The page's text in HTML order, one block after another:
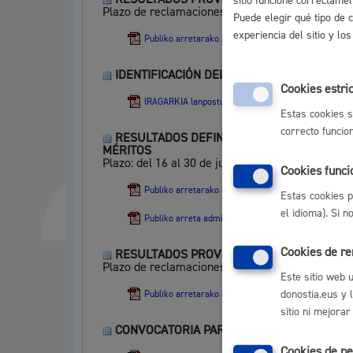
Plazo de reclamaciones: Del 25 de septiembre
Publiko arretarako ADMIN LAG MEREZIMENDUAK
IDENTIFICACIÓN DEL PUESTO
IRAGARKIA lanpostua identifikatzea Publiko
RESULTADOS DEFINITIVOS DEL EJERCICIO
MÉRITOS
Plazo: del 16 al 30 de julio de 2025:
Publiko arretarako admin lag 3 ariketaren bbetiko
Publiko arreta admin lag merezimenduak
RESULTADOS PROVISIONALES DEL
Plazo de reclamaciones: Del 1 al 14 de julio:
Publiko arretarako admin lag 3 ariketaren bbehineko
CONVOCATORIA PARA REALIZAR EL TERCER
Puede elegir qué tipo de
experiencia del sitio y
Cookies
Estas cookies
correcto
Cookies
Estas cookies
el idioma). Si
Cookies de
Este sitio web
donostia.eus y
sitio ni mejorar